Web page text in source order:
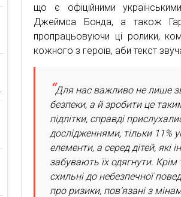
що є офіційними
Джеймса Бонда, а також
пропрацьовуючи ці ролики,
кожного з героїв, аби текст
Для нас важливо не лише
безпеки, а й зробити це
підлітки, справді
дослідженнями, тільки 11%
елементи, а серед дітей, які
забувають їх одягнути. Крім
схильні до небезпечної
про ризики, пов’язані з